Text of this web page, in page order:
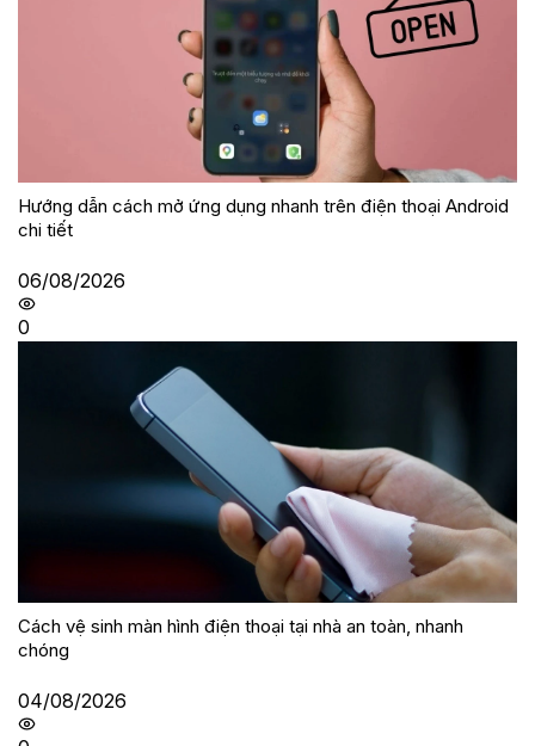
Hướng dẫn cách mở ứng dụng nhanh trên điện thoại Android
chi tiết
06/08/2026
0
Cách vệ sinh màn hình điện thoại tại nhà an toàn, nhanh
chóng
04/08/2026